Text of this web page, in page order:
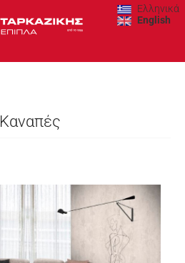
Ελληνικά
English
Καναπές